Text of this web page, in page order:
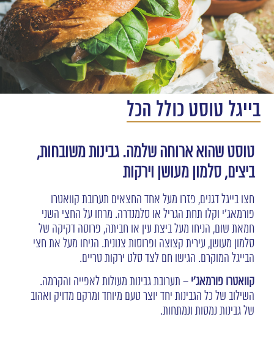
הֵנְּגִישׁוּת
לְחַץ
ALT+0
בייגל טוסט כולל הכל
טוסט שהוא ארוחה שלמה. גבינות משובחות,
ביצים, סלמון מעושן וירקות
חצו בייגל דגנים, פזרו מעל אחד החצאים תערובת קוואטרו
פורמאג'י וקלו תחת הגריל או סלמנדרה. מרחו על החצי השני
חמאת שום, הניחו מעל ביצת עין או חביתה, פרוסה דקיקה של
סלמון מעושן, עירית קצוצה ופרוסות צנונית. הניחו מעל את חצי
הבייגל המוקרם. הגישו חם לצד סלט ירקות טריים.
קוואטרו פורמאג'י – תערובת גבינות מעולות לאפייה והקרמה.
השילוב של כל הגבינות יחד יוצר טעם מיוחד ומרקם מדויק ואהוב
של גבינות נמסות ונמתחות.